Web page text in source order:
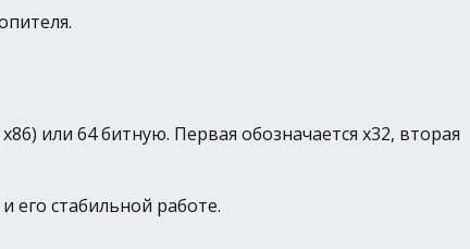
или 64 битную. Первая обозначается х32, вторая
его стабильной работе.